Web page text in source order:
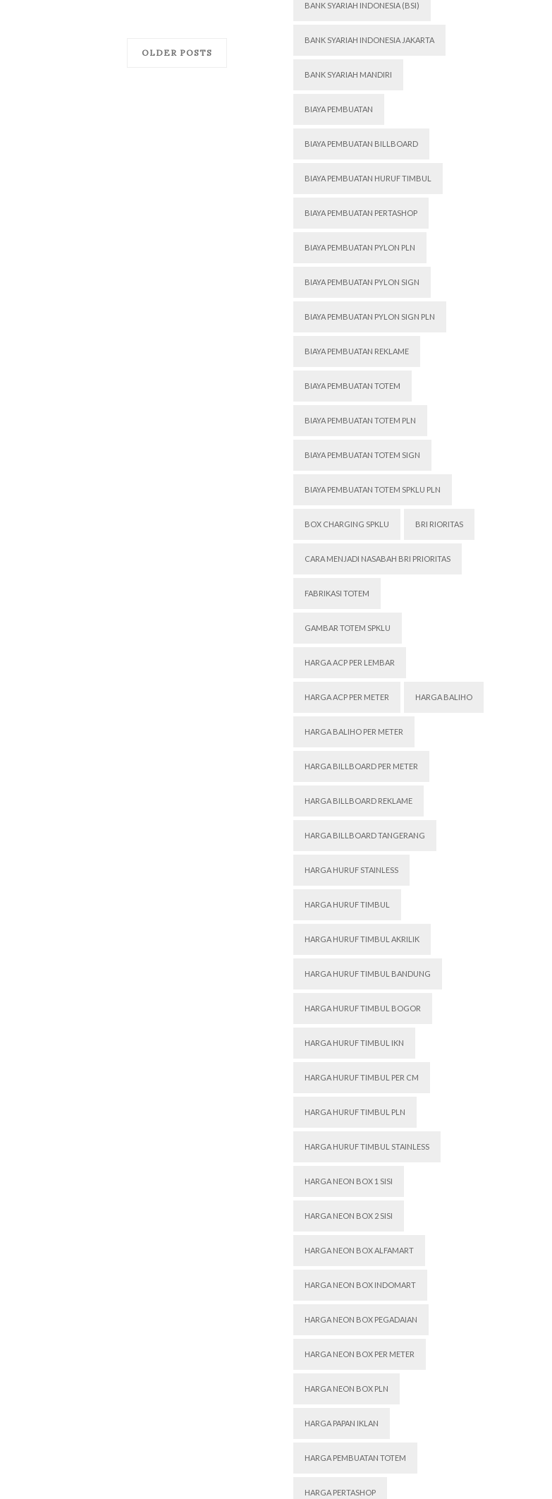
OLDER POSTS
BANK SYARIAH INDONESIA (BSI)
BANK SYARIAH INDONESIA JAKARTA
BANK SYARIAH MANDIRI
BIAYA PEMBUATAN
BIAYA PEMBUATAN BILLBOARD
BIAYA PEMBUATAN HURUF TIMBUL
BIAYA PEMBUATAN PERTASHOP
BIAYA PEMBUATAN PYLON PLN
BIAYA PEMBUATAN PYLON SIGN
BIAYA PEMBUATAN PYLON SIGN PLN
BIAYA PEMBUATAN REKLAME
BIAYA PEMBUATAN TOTEM
BIAYA PEMBUATAN TOTEM PLN
BIAYA PEMBUATAN TOTEM SIGN
BIAYA PEMBUATAN TOTEM SPKLU PLN
BOX CHARGING SPKLU BRI RIORITAS
CARA MENJADI NASABAH BRI PRIORITAS
FABRIKASI TOTEM
GAMBAR TOTEM SPKLU
HARGA ACP PER LEMBAR
HARGA ACP PER METER HARGA BALIHO
HARGA BALIHO PER METER
HARGA BILLBOARD PER METER
HARGA BILLBOARD REKLAME
HARGA BILLBOARD TANGERANG
HARGA HURUF STAINLESS
HARGA HURUF TIMBUL
HARGA HURUF TIMBUL AKRILIK
HARGA HURUF TIMBUL BANDUNG
HARGA HURUF TIMBUL BOGOR
HARGA HURUF TIMBUL IKN
HARGA HURUF TIMBUL PER CM
HARGA HURUF TIMBUL PLN
HARGA HURUF TIMBUL STAINLESS
HARGA NEON BOX 1 SISI
HARGA NEON BOX 2 SISI
HARGA NEON BOX ALFAMART
HARGA NEON BOX INDOMART
HARGA NEON BOX PEGADAIAN
HARGA NEON BOX PER METER
HARGA NEON BOX PLN
HARGA PAPAN IKLAN
HARGA PEMBUATAN TOTEM
HARGA PERTASHOP